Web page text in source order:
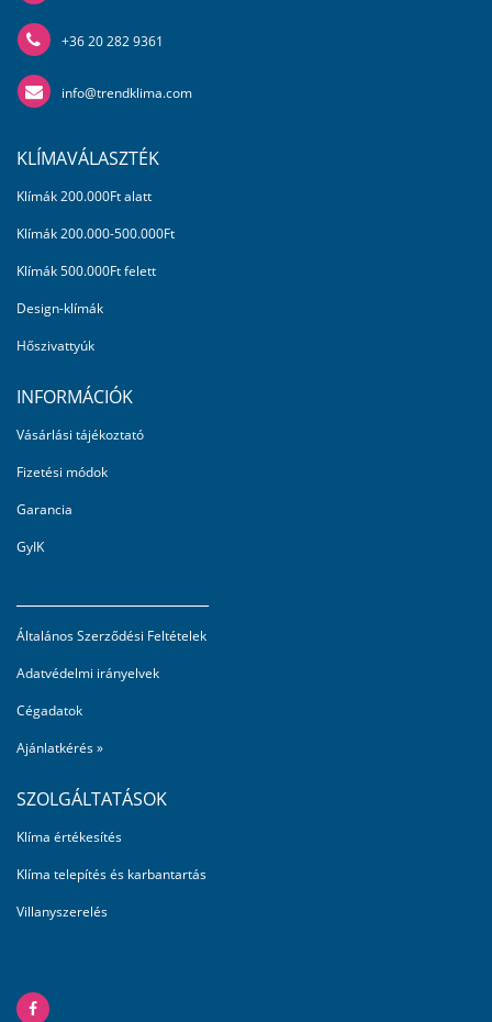
+36 20 282 9361
info@trendklima.com
KLÍMAVÁLASZTÉK
Klímák 200.000Ft alatt
Klímák 200.000-500.000Ft
Klímák 500.000Ft felett
Design-klímák
Hőszivattyúk
INFORMÁCIÓK
Vásárlási tájékoztató
Fizetési módok
Garancia
GyIK
Általános Szerződési Feltételek
Adatvédelmi irányelvek
Cégadatok
Ajánlatkérés »
SZOLGÁLTATÁSOK
Klíma értékesítés
Klíma telepítés és karbantartás
Villanyszerelés